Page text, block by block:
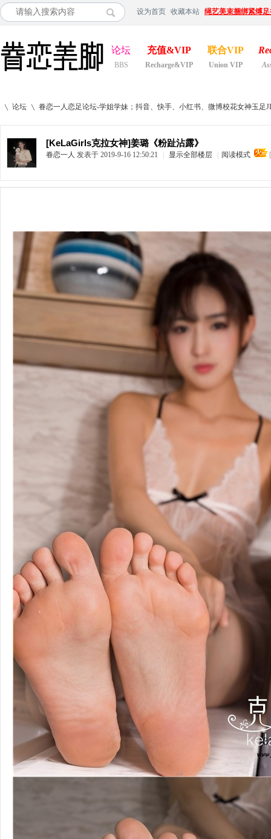
设为首页 收藏本站 绳艺美束捆绑紧缚
论坛
BBS
充值&VIP
Recharge&VIP
联合VIP
Union VIP
论坛
›
眷恋一人恋足论坛-学姐学妹；抖音、快手、小红书、微博校花女神玉足
[KeLaGirls克拉女神]姜璐《粉趾沾露》
眷恋一人 发表于 2019-9-16 12:50:21 显示全部楼层 阅读模式